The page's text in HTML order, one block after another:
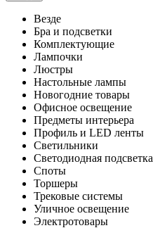
Везде
Бра и подсветки
Комплектующие
Лампочки
Люстры
Настольные лампы
Новогодние товары
Офисное освещение
Предметы интерьера
Профиль и LED ленты
Светильники
Светодиодная подсветка
Споты
Торшеры
Трековые системы
Уличное освещение
Электротовары